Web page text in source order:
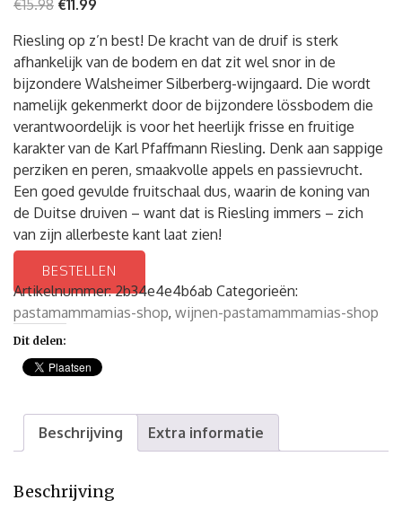
€15.98 €11.99
Riesling op z’n best! De kracht van de druif is sterk
afhankelijk van de bodem en dat zit wel snor in de
bijzondere Walsheimer Silberberg-wijngaard. Die wordt
namelijk gekenmerkt door de bijzondere lössbodem die
verantwoordelijk is voor het heerlijk frisse en fruitige
karakter van de Karl Pfaffmann Riesling. Denk aan sappige
perziken en peren, smaakvolle appels en passievrucht.
Een goed gevulde fruitschaal dus, waarin de koning van
de Duitse druiven – want dat is Riesling immers – zich
van zijn allerbeste kant laat zien!
BESTELLEN
Artikelnummer:2b34e4e4b6ab Categorieën:
pastamammamias-shop, wijnen-pastamammamias-shop
Dit delen:
Beschrijving Extra informatie
Beschrijving